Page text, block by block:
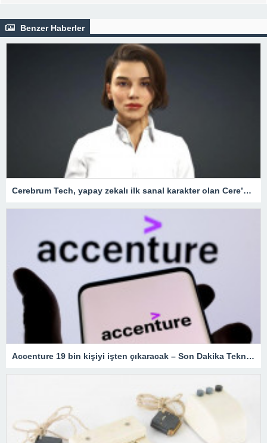
Benzer Haberler
Cerebrum Tech, yapay zekalı ilk sanal karakter olan Cere’yi mobil uygulama olarak sundu – Teknoloji Haberleri
Accenture 19 bin kişiyi işten çıkaracak – Son Dakika Teknoloji Haberleri